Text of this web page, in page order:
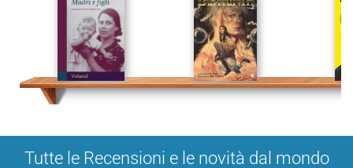
Tutte le Recensioni e le novità dal mondo